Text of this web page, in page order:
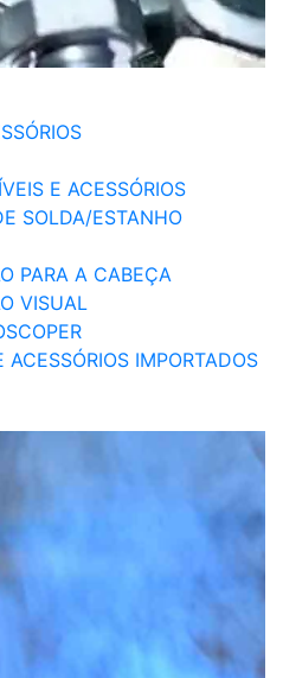
E ACESSÓRIOS
SOLDA/ESTANHO
PARA A CABEÇA
VISUAL
ACESSÓRIOS IMPORTADOS